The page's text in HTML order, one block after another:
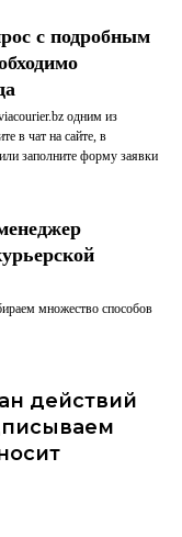
с подробным
одним из
в чат на сайте, в
заполните форму заявки
множество способов
действий